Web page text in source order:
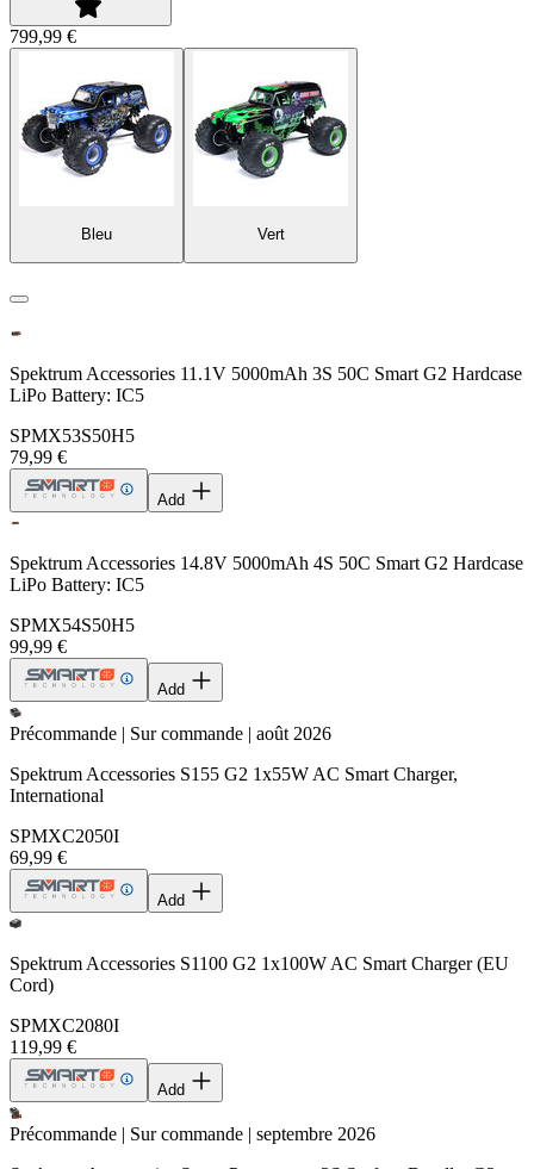
799,99 €
Bleu Vert
Spektrum Accessories 11.1V 5000mAh 3S 50C Smart G2 Hardcase
LiPo Battery: IC5
SPMX53S50H5
79,99 €
Add
Spektrum Accessories 14.8V 5000mAh 4S 50C Smart G2 Hardcase
LiPo Battery: IC5
SPMX54S50H5
99,99 €
Add
Précommande | Sur commande | août 2026
Spektrum Accessories S155 G2 1x55W AC Smart Charger,
International
SPMXC2050I
69,99 €
Add
Spektrum Accessories S1100 G2 1x100W AC Smart Charger (EU
Cord)
SPMXC2080I
119,99 €
Add
Précommande | Sur commande | septembre 2026